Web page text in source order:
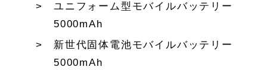
ユニフォーム型モバイルバッテリー
5000mAh
新世代固体電池モバイルバッテリー
5000mAh